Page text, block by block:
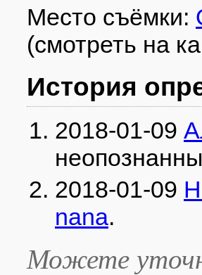
Место съёмки:
(смотреть на
История
2018-01-09
2018-01-09
nana.
Можете